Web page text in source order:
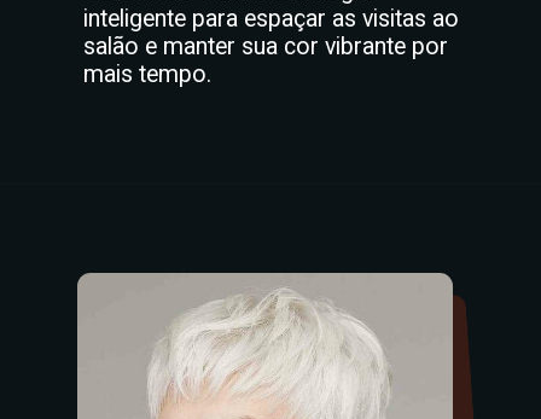
inteligente para espaçar as visitas ao
salão e manter sua cor vibrante por
mais tempo.